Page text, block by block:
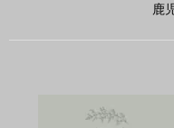
エルマーの魅力
準使用しているノク
鹿